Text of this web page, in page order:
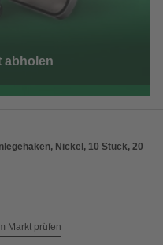
abholen
Nickel, 10 Stück, 20
Markt prüfen